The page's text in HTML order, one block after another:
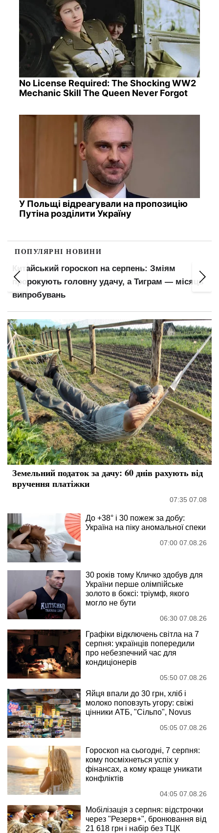
No License Required: The Shocking WW2
Mechanic Skill The Queen Never Forgot
У Польщі відреагували на пропозицію
Путіна розділити Україну
ПОПУЛЯРНІ НОВИНИ
Китайський гороскоп на серпень: Зміям
пророкують головну удачу, а Тиграм — місяць
випробувань
Земельний податок за дачу: 60 днів рахують від
вручення платіжки
07:35 07.08
До +38° і 30 пожеж за добу:
Україна на піку аномальної спеки
07:00 07.08.26
30 років тому Кличко здобув для
України перше олімпійське
золото в боксі: тріумф, якого
могло не бути
06:30 07.08.26
Графіки відключень світла на 7
серпня: українців попередили
про небезпечний час для
кондиціонерів
05:50 07.08.26
Яйця впали до 30 грн, хліб і
молоко поповзуть угору: свіжі
цінники АТБ, "Сільпо", Novus
05:05 07.08.26
Гороскоп на сьогодні, 7 серпня:
кому посміхнеться успіх у
фінансах, а кому краще уникати
конфліктів
04:05 07.08.26
Мобілізація з серпня: відстрочки
через "Резерв+", бронювання від
21 618 грн і набір без ТЦК